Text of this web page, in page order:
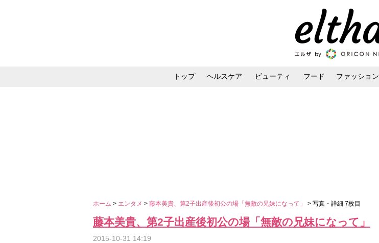
トップ ヘルスケア ビューティ フード ファッション
ホーム > エンタメ > 藤本美貴、第2子出産後初公の場「無敵の兄妹になって」 > 写真・詳細 7枚目
藤本美貴、第2子出産後初公の場「無敵の兄妹になって」
2015-10-31 14:19